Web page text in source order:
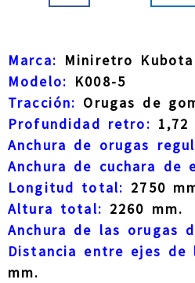
Marca: Miniretro Kubota
Modelo: K008-5
Tracción: Orugas de
Profundidad retro: 1,72
Anchura de orugas
Anchura de cuchara de
Longitud total: 2750
Altura total: 2260 mm.
Anchura de las orugas
Distancia entre ejes de
mm.